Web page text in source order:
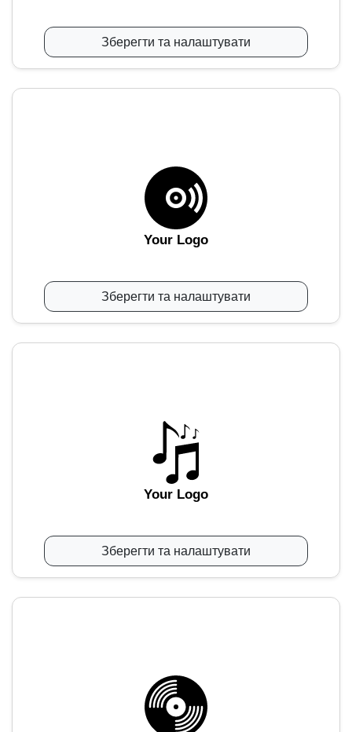
Зберегти та налаштувати
Your Logo
Зберегти та налаштувати
Your Logo
Зберегти та налаштувати